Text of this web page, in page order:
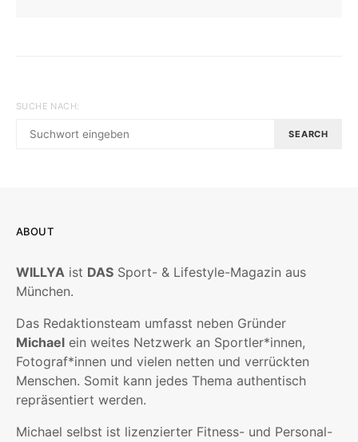
SUCHE NACH:
SEARCH
ABOUT
WILLYA ist DAS Sport- & Lifestyle-Magazin aus
München.
Das Redaktionsteam umfasst neben Gründer
Michael ein weites Netzwerk an Sportler*innen,
Fotograf*innen und vielen netten und verrückten
Menschen. Somit kann jedes Thema authentisch
repräsentiert werden.
Michael selbst ist lizenzierter Fitness- und Personal-